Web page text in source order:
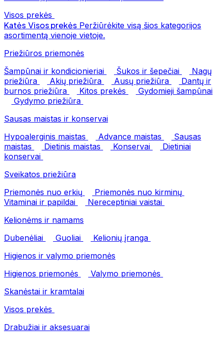
Visos prekės
Katės Visos prekės Peržiūrėkite visą šios kategorijos
asortimentą vienoje vietoje.
Priežiūros priemonės
Šampūnai ir kondicionieriai
Šukos ir šepečiai
Nagų
priežiūra
Akių priežiūra Ausų priežiūra
Dantų ir
burnos priežiūra
Kitos prekės
Gydomieji šampūnai
Gydymo priežiūra
Sausas maistas ir konservai
Hypoalerginis maistas
Advance maistas
Sausas
maistas
Dietinis maistas Konservai
Dietiniai
konservai
Sveikatos priežiūra
Priemonės nuo erkių
Priemonės nuo kirminų
Vitaminai ir papildai
Nereceptiniai vaistai
Kelionėms ir namams
Dubenėliai
Guoliai
Kelionių įranga
Higienos ir valymo priemonės
Higienos priemonės
Valymo priemonės
Skanėstai ir kramtalai
Visos prekės
Drabužiai ir aksesuarai